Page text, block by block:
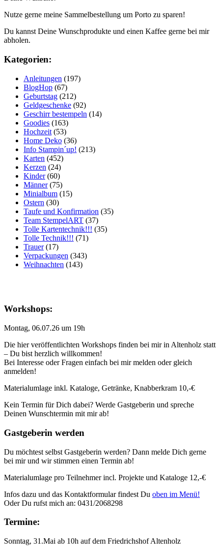
Nutze gerne meine Sammelbestellung um Porto zu sparen!
Du kannst Deine Wunschprodukte und einen Kaffee gerne bei mir
abholen.
Kategorien:
Anleitungen (197)
BlogHop (67)
Geburtstag (212)
Geldgeschenke (92)
Geschirr bestempeln (14)
Goodies (163)
Hochzeit (53)
Home Deko (36)
Info Stampin´up! (213)
Karten (452)
Kerzen (24)
Kinder(60)
Männer(75)
Minialbum (15)
Ostern (30)
Taufe und Konfirmation (35)
Team StempelART (37)
Tolle Kartentechnik!!! (35)
Tolle Technik!!! (71)
Trauer(17)
Verpackungen (343)
Weihnachten (143)
Workshops:
Montag, 06.07.26 um 19h
Die hier veröffentlichten Workshops finden bei mir in Altenholz statt
– Du bist herzlich willkommen!
Bei Interesse oder Fragen einfach bei mir melden oder gleich
anmelden!
Materialumlage inkl. Kataloge, Getränke, Knabberkram 10,-€
Kein Termin für Dich dabei? Werde Gastgeberin und spreche
Deinen Wunschtermin mit mir ab!
Gastgeberin werden
Du möchtest selbst Gastgeberin werden? Dann melde Dich gerne
bei mir und wir stimmen einen Termin ab!
Materialumlage pro Teilnehmer incl. Projekte und Kataloge 12,-€
Infos dazu und das Kontaktformular findest Du oben im Menü!
Oder Du rufst mich an: 0431/2068298
Termine:
Sonntag, 31.Mai ab 10h auf dem Friedrichshof Altenholz